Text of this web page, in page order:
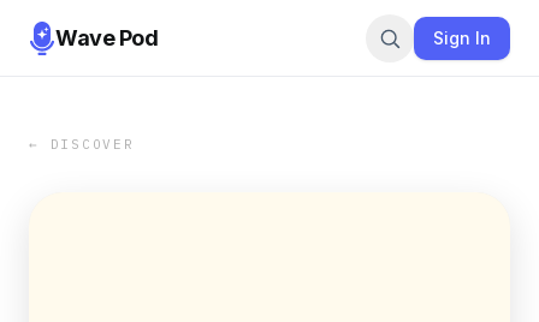
Wave Pod Sign In
← DISCOVER